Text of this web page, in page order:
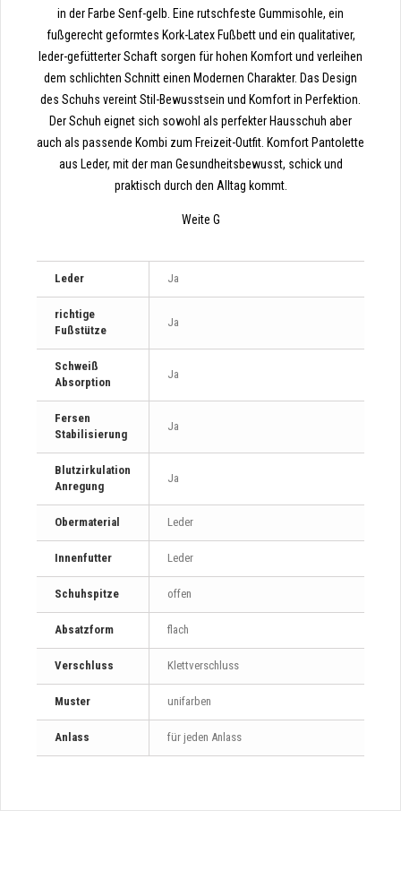
in der Farbe Senf-gelb. Eine rutschfeste Gummisohle, ein
fußgerecht geformtes Kork-Latex Fußbett und ein qualitativer,
leder-gefütterter Schaft sorgen für hohen Komfort und verleihen
dem schlichten Schnitt einen Modernen Charakter. Das Design
des Schuhs vereint Stil-Bewusstsein und Komfort in Perfektion.
Der Schuh eignet sich sowohl als perfekter Hausschuh aber
auch als passende Kombi zum Freizeit-Outfit. Komfort Pantolette
aus Leder, mit der man Gesundheitsbewusst, schick und
praktisch durch den Alltag kommt.
Weite G
Leder Ja
richtige
Fußstütze
Ja
Schweiß
Absorption
Ja
Fersen
Stabilisierung
Ja
Blutzirkulation
Anregung
Ja
Obermaterial Leder
Innenfutter Leder
Schuhspitze offen
Absatzform flach
Verschluss Klettverschluss
Muster unifarben
Anlass für jeden Anlass